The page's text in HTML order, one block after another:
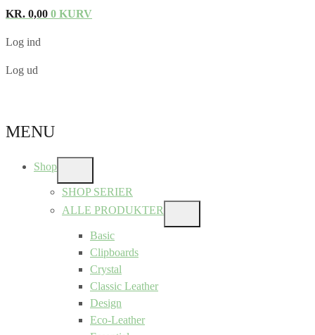
KR. 0,00 0 KURV
Log ind
Log ud
MENU
Shop
SUB
MENU
SHOP SERIER
ALLE PRODUKTER
SUB
Basic
Clipboards
Crystal
Classic Leather
Design
Eco-Leather